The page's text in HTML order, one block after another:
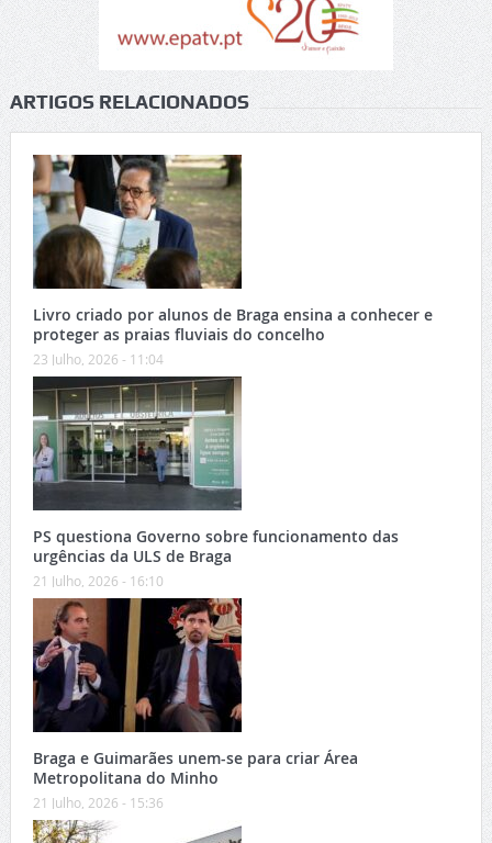
ARTIGOS RELACIONADOS
Livro criado por alunos de Braga ensina a conhecer e
proteger as praias fluviais do concelho
23 Julho, 2026 - 11:04
PS questiona Governo sobre funcionamento das
urgências da ULS de Braga
21 Julho, 2026 - 16:10
Braga e Guimarães unem-se para criar Área
Metropolitana do Minho
21 Julho, 2026 - 15:36